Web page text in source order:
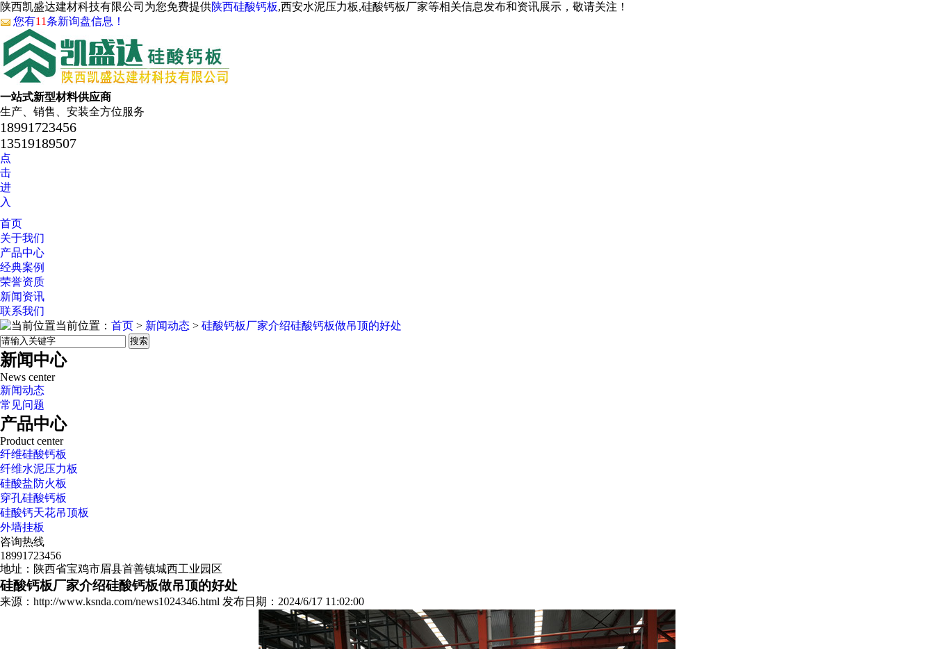
陕西凯盛达建材科技有限公司为您免费提供陕西硅酸钙板,西安水泥压力板,硅酸钙板厂家等相关信息发布和资讯展示，敬请关注！
您有11条新询盘信息！
一站式新型材料供应商
生产、销售、安装全方位服务
18991723456
13519189507
点
击
进
入
首页
关于我们
产品中心
经典案例
荣誉资质
新闻资讯
联系我们
当前位置： 首页 > 新闻动态 > 硅酸钙板厂家介绍硅酸钙板做吊顶的好处
搜索
新闻中心
News center
新闻动态
常见问题
产品中心
Product center
纤维硅酸钙板
纤维水泥压力板
硅酸盐防火板
穿孔硅酸钙板
硅酸钙天花吊顶板
外墙挂板
咨询热线
18991723456
地址：陕西省宝鸡市眉县首善镇城西工业园区
硅酸钙板厂家介绍硅酸钙板做吊顶的好处
来源：http://www.ksnda.com/news1024346.html 发布日期：2024/6/17 11:02:00